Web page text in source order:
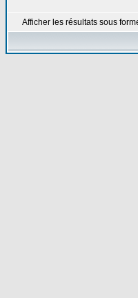
Afficher les résultats sous